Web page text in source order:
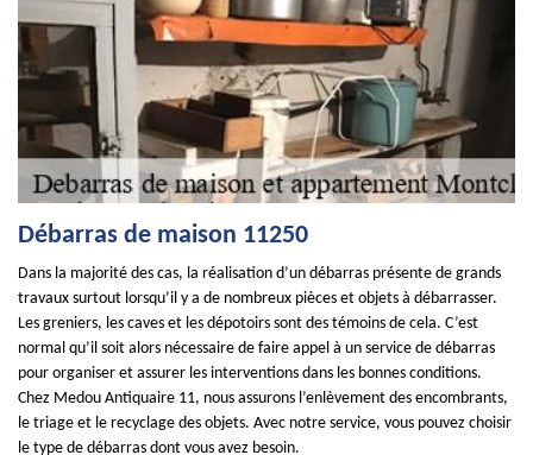
Débarras de maison 11250
Dans la majorité des cas, la réalisation d’un débarras présente de grands
travaux surtout lorsqu’il y a de nombreux pièces et objets à débarrasser.
Les greniers, les caves et les dépotoirs sont des témoins de cela. C’est
normal qu’il soit alors nécessaire de faire appel à un service de débarras
pour organiser et assurer les interventions dans les bonnes conditions.
Chez Medou Antiquaire 11, nous assurons l’enlèvement des encombrants,
le triage et le recyclage des objets. Avec notre service, vous pouvez choisir
le type de débarras dont vous avez besoin.